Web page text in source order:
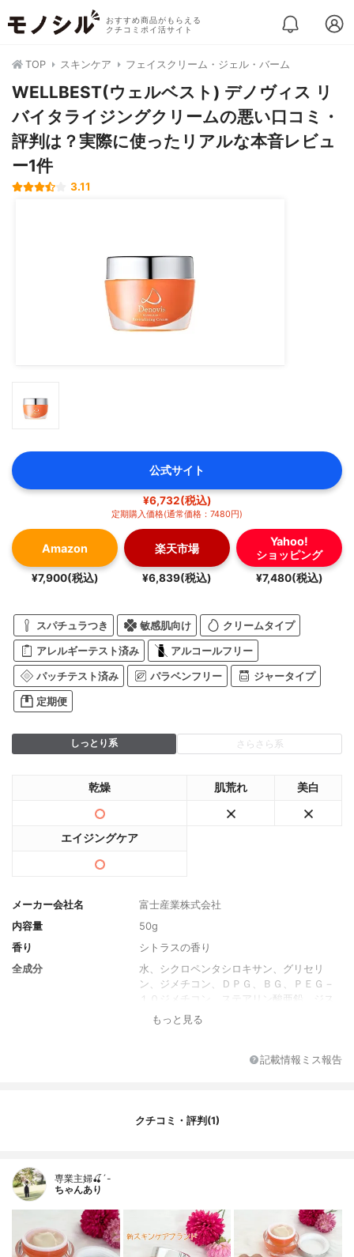
おすすめ商品がもらえる
クチコミポイ活サイト
TOP スキンケア フェイスクリーム・ジェル・バーム
WELLBEST(ウェルベスト) デノヴィス リ
バイタライジングクリームの悪い口コミ・
評判は？実際に使ったリアルな本音レビュ
ー1件
3.11
公式サイト
¥6,732(税込)
定期購入価格(通常価格：7480円)
Amazon
¥7,900(税込)
楽天市場
¥6,839(税込)
Yahoo!
ショッピング
¥7,480(税込)
スパチュラつき 敏感肌向け クリームタイプ
アレルギーテスト済み アルコールフリー
パッチテスト済み パラベンフリー ジャータイプ
定期便
しっとり系 さらさら系
乾燥 肌荒れ 美白
エイジングケア
メーカー会社名
富士産業株式会社
内容量
50g
香り
シトラスの香り
全成分
水、シクロペンタシロキサン、グリセリ
ン、ジメチコン、ＤＰＧ、ＢＧ、ＰＥＧ－
１０ジメチコン、ステアリン酸亜鉛、ジス
テアルジモニウムヘクトライト、ペンチレ
果皮発酵エキス液、メリッサ葉エキス、ト
メチコン、硫酸Ｍｇ、ＰＥＧ－９ポリジメ
もっと見る
記載情報ミス報告
クチコミ・評判(1)
専業主婦🍒´-
ちゃんあり